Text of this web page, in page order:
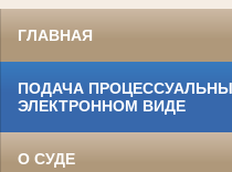
ГЛАВНАЯ
ПОДАЧА
ЭЛЕКТРОННОМ ВИДЕ
О СУДЕ